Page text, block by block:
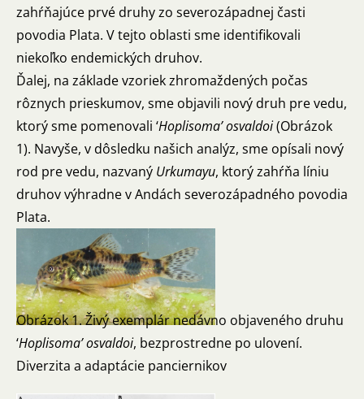
zahŕňajúce prvé druhy zo severozápadnej časti
povodia Plata. V tejto oblasti sme identifikovali
niekoľko endemických druhov.
Ďalej, na základe vzoriek zhromaždených počas
rôznych prieskumov, sme objavili nový druh pre vedu,
ktorý sme pomenovali ‘Hoplisoma’ osvaldoi(Obrázok
1). Navyše, v dôsledku našich analýz, sme opísali nový
rod pre vedu, nazvaný Urkumayu, ktorý zahŕňa líniu
druhov výhradne v Andách severozápadného povodia
Plata.
Obrázok 1. Živý exemplár nedávno objaveného druhu
‘Hoplisoma’ osvaldoi, bezprostredne po ulovení.
Diverzita a adaptácie panciernikov